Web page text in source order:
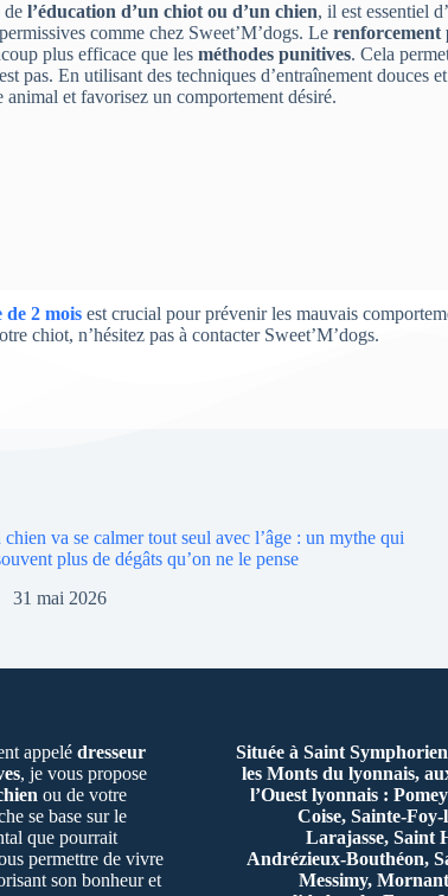
del’éducation d’un chiot ou d’un chien, il est essentiel
comme chez Sweet’M’dogs. Lerenforcement
plus efficace que lesméthodes punitives. Cela
pas. En utilisant des techniques d’entraînement douces
animal et favorisez un comportement désiré.
de 2 mois est crucial pour prévenir les mauvais
chiot, n’hésitez pas à contacter Sweet’M’dogs.
va se calmer tout seul avec l’âge : un mythe qui
plus de dégâts qu’on ne le pense
31 mai 2026
appelé dresseur
, je vous propose
ou de votre
se base sur le
que pourrait
permettre de vivre
son bonheur et
Située à Saint
les Monts du lyonnais,
l’Ouest lyonnais :
Coise, Sainte-
Larajasse, Saint
Andrézieux-Bouthéon,
Messimy,